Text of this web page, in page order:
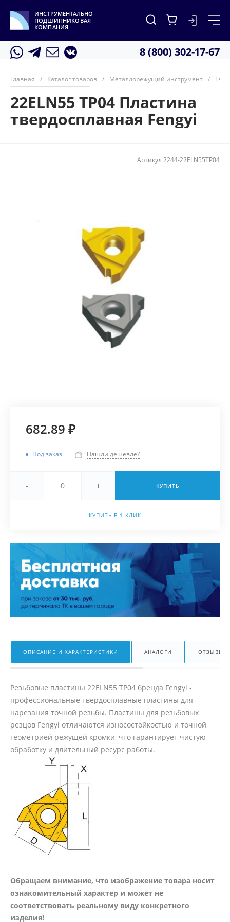
ИНСТРУМЕНТАЛЬНО
ПОДШИПНИКОВАЯ
КОМПАНИЯ
8 (800) 302-17-67
Главная / Каталог товаров / Металлорежущий инструмент /
22ELN55 TP04 Пластина
твердосплавная Fengyi
Артикул 2244-22ELN55TP04
682.89 ₽
Под заказ Нашли дешевле?
- + КУПИТЬ
КУПИТЬ В 1 КЛИК
ОПИСАНИЕ И ХАРАКТЕРИСТИКИ АНАЛОГИ ОТЗЫВЫ
Резьбовые пластины 22ELN55 TP04 бренда Fengyi -
профессиональные твердосплавные пластины для
нарезания точной резьбы. Пластины для резьбовых
резцов Fengyi отличаются износостойкостью и точной
геометрией режущей кромки, что гарантирует чистую
обработку и длительный ресурс работы.
Обращаем внимание, что изображение товара носит
ознакомительный характер и может не
соответствовать реальному виду конкретного
изделия!